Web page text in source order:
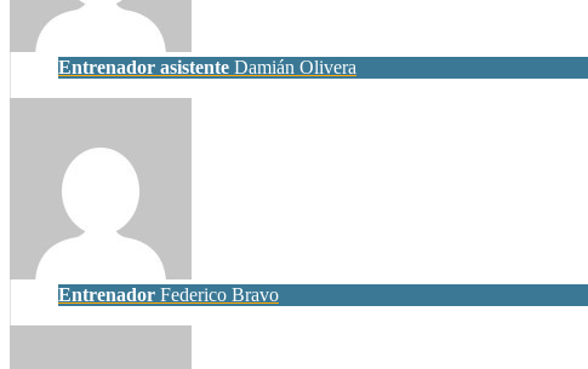
Entrenador asistente Damián Olivera
Entrenador Federico Bravo